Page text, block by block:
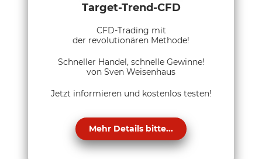
Target-Trend-CFD
CFD-Trading mit
der revolutionären Methode!
Schneller Handel, schnelle Gewinne!
von Sven Weisenhaus
Jetzt informieren und kostenlos testen!
Mehr Details bitte...